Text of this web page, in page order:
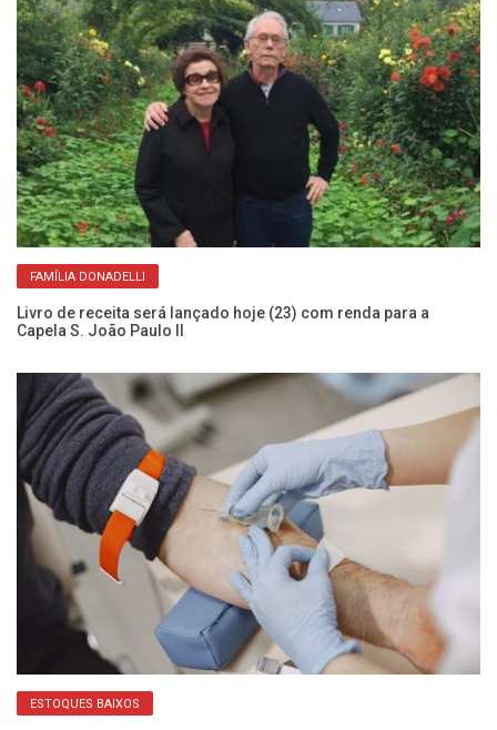
FAMÍLIA DONADELLI
Livro de receita será lançado hoje (23) com renda para a
Capela S. João Paulo II
ESTOQUES BAIXOS